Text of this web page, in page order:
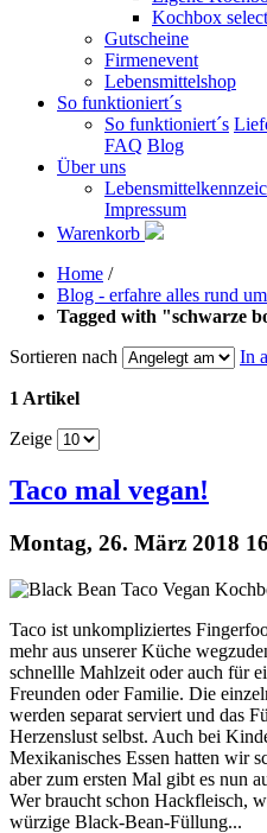
Kochbox select
Gutscheine
Firmenevent
Lebensmittelshop
So funktioniert´s
So funktioniert´s
FAQ Blog
Über uns
Impressum
Warenkorb
Home /
Blog - erfahre alles rund
Tagged with "schwarze
Sortieren nach
In
1 Artikel
Zeige
Taco mal vegan!
Montag, 26. März 2018
Taco ist unkompliziertes
mehr aus unserer Küche
schnellle Mahlzeit oder auch für
Freunden oder Familie. Die
werden separat serviert und das
Herzenslust selbst. Auch bei
Mexikanisches Essen hatten wir
aber zum ersten Mal gibt es nun
Wer braucht schon Hackfleisch,
würzige Black-Bean-Füllung...